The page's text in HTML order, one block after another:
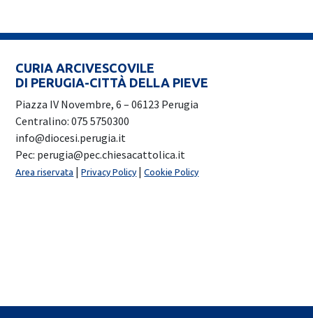
CURIA ARCIVESCOVILE
DI PERUGIA-CITTÀ DELLA PIEVE
Piazza IV Novembre, 6 – 06123 Perugia
Centralino: 075 5750300
info@diocesi.perugia.it
Pec: perugia@pec.chiesacattolica.it
Area riservata |Privacy Policy |Cookie Policy